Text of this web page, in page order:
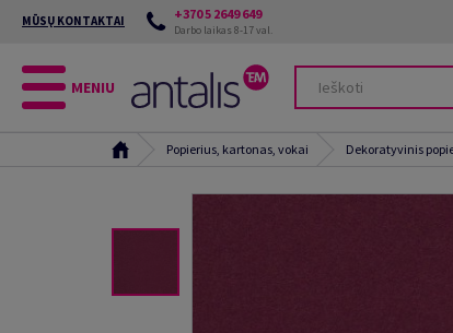
MŪSŲ KONTAKTAI +370 5 2649 649
Darbo laikas 8-17 val.
MENIU
Popierius, kartonas, vokai Dekoratyvinis